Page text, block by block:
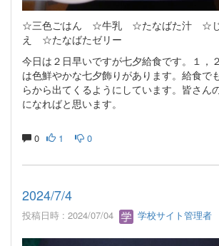
☆三色ごはん ☆牛乳 ☆たなばた汁 ☆じ
え ☆たなばたゼリー
今日は２日早いですが七夕給食です。１，
は色鮮やかな七夕飾りがあります。給食で
らから出てくるようにしています。皆さ
になればと思います。
0 1 0
2024/7/4
投稿日時 : 2024/07/04 学校サイト管理者